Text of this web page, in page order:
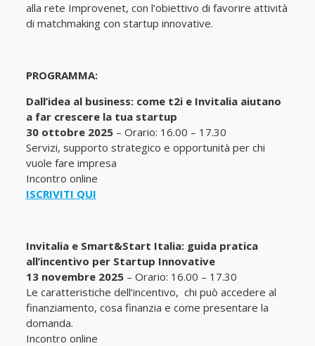
alla rete Improvenet, con l’obiettivo di favorire attività
di matchmaking con startup innovative.
PROGRAMMA:
Dall’idea al business: come t2i e Invitalia aiutano
a far crescere la tua startup
30 ottobre 2025 – Orario: 16.00 – 17.30
Servizi, supporto strategico e opportunità per chi
vuole fare impresa
Incontro online
ISCRIVITI QUI
Invitalia e Smart&Start Italia: guida pratica
all’incentivo per Startup Innovative
13 novembre 2025 – Orario: 16.00 – 17.30
Le caratteristiche dell’incentivo, chi può accedere al
finanziamento, cosa finanzia e come presentare la
domanda.
Incontro online